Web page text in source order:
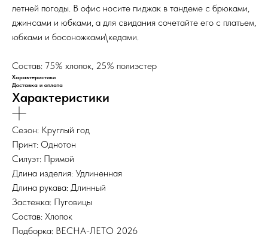
летней погоды. В офис носите пиджак в тандеме с брюками,
джинсами и юбками, а для свидания сочетайте его с платьем,
юбками и босоножками\кедами.
Состав: 75% хлопок, 25% полиэстер
Характеристики
Доставка и оплата
Характеристики
Сезон: Круглый год
Принт: Однотон
Силуэт: Прямой
Длина изделия: Удлиненная
Длина рукава: Длинный
Застежка: Пуговицы
Состав: Хлопок
Подборка: ВЕСНА-ЛЕТО 2026